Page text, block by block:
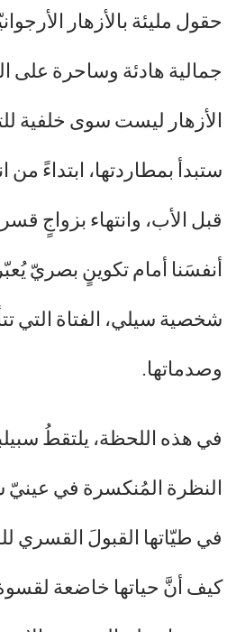
حقول مليئة بالأزهار
جمالية هادئة وساحرة على
الأزهار ليست سوى خلفية
ستبدأ بمطاردتها، ابتداءً
قبل الأب، وانتهاء بزواجٍ
أنفسَنا أمام تكوينٍ بصريّ
شخصية سيلي، الفتاة التي
وصدماتها.
في هذه اللحظة، يلتقطُ
النظرة المُنكسرة في عينيّ
في طيّاتها القبولَ القسري
كيف أنَّ حياتها خاضعة